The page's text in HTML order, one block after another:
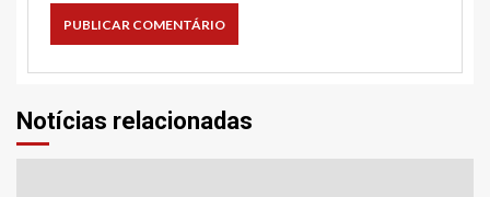
Notícias relacionadas